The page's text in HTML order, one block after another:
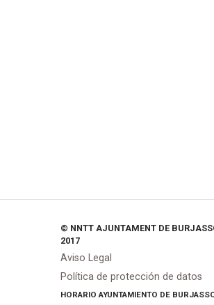
© NNTT AJUNTAMENT DE
2017
Aviso Legal
Política de protección de datos
HORARIO AYUNTAMIENTO DE